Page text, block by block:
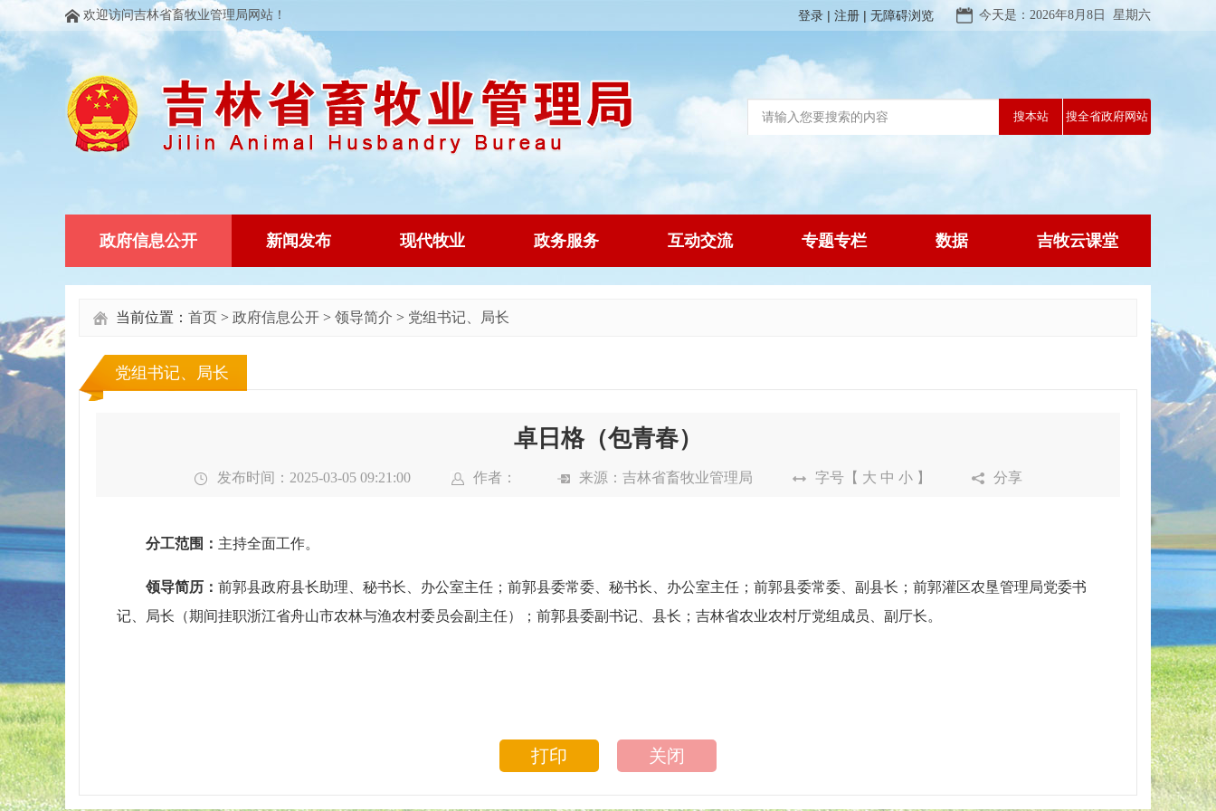
欢迎访问吉林省畜牧业管理局网站！ 今天是：2026年8月8日 星期六
登录 注册 无障碍浏览
政府信息公开 新闻发布 现代牧业 政务服务 互动交流 专题专栏 数据 吉牧云课堂
当前位置： 首页 > 政府信息公开 > 领导简介 > 党组书记、局长
党组书记、局长
卓日格（包青春）
发布时间：2025-03-05 09:21:00 作者： 来源： 吉林省畜牧业管理局 字号【 大 中 小】 分享
分工范围： 主持全面工作。
领导简历： 前郭县政府县长助理、秘书长、办公室主任；前郭县委常委、秘书长、办公室主任；前郭县委常委、副县长；前郭灌区农垦管理局党委书
记、局长（期间挂职浙江省舟山市农林与渔农村委员会副主任）；前郭县委副书记、县长；吉林省农业农村厅党组成员、副厅长。
打印 关闭